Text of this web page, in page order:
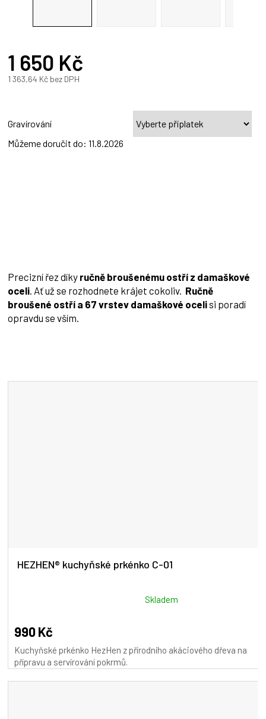
1 650 Kč
1 363,64 Kč bez DPH
Gravírování
Můžeme doručit do: 11.8.2026
Precizní řez díky ručně broušenému ostří z damaškové
oceli . Ať už se rozhodnete krájet cokoliv. Ručně
broušené ostří a 67 vrstev damaškové ocelisi poradí
opravdu se vším.
HEZHEN® kuchyňské prkénko C-01
produktu
je
5,0
z
Skladem
990 Kč
Kuchyňské prkénko HezHen z přírodního akáciového dřeva na
přípravu a servírování pokrmů.